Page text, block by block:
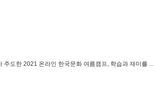
주도한 2021 온라인 한국문화 여름캠프, 학습과 재미를 ...